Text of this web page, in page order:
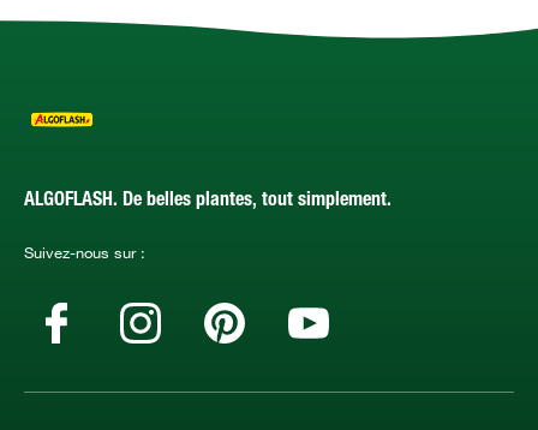
ALGOFLASH. De belles plantes, tout simplement.
Suivez-nous sur :